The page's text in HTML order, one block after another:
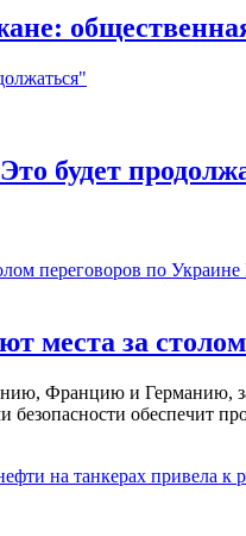
будет
места за
Францию и Германию,
безопасности обеспечит